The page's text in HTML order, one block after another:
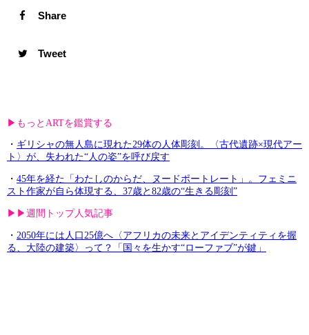
Share
Tweet
▶︎もっとARTを鑑賞する
・ ギリシャの無人島に現れた29体の人体彫刻。〈古代遺跡×現代アー
ト〉が、失われた“人の姿”を呼び戻す
・ 45年を経た「わたしのからだ、ヌードポートレート」。フェミニ
スト作家が自ら体現する、37歳と82歳の“生きる彫刻”
▶︎▶︎週間トップ人気記事
・ 2050年には人口25億へ〈アフリカの未来とアイデンティティを握
る、大陸の建築〉って？「国々を生かす“ローファブ”が鍵」